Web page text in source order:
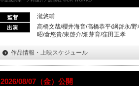
瀧悠輔
高橋文哉/櫻井海音/高橋恭平/綱啓永/
昭/倉悠貴/東啓介/畑芽育/窪田正孝
作品情報・上映スケジュール
2026/08/07（金）公開